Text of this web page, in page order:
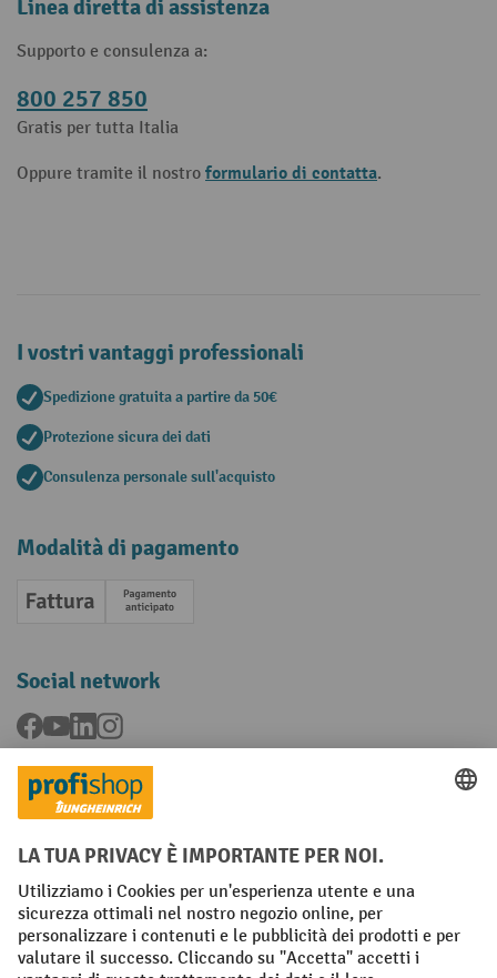
Linea diretta di assistenza
Supporto e consulenza a:
800 257 850
Gratis per tutta Italia
Oppure tramite il nostro formulario di contatta.
I vostri vantaggi professionali
Spedizione gratuita a partire da 50€
Protezione sicura dei dati
Consulenza personale sull'acquisto
Modalità di pagamento
Fattura Pagamento anticipato
Social network
Facebook
YouTubeLinkedInInstagram
Condizioni Generali di Vendita
Dichiarazione di protezione dei dati Impronta
Impostazioni sulla privacy